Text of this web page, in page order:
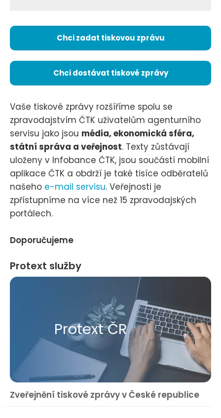
Chci zadat tiskovou zprávu
Chci dostávat tiskové zprávy
Vaše tiskové zprávy rozšíříme spolu se
zpravodajstvím ČTK uživatelům agenturního
servisu jako jsou média, ekonomická sféra,
státní správa a veřejnost. Texty zůstávají
uloženy v Infobance ČTK, jsou součástí mobilní
aplikace ČTK a obdrží je také tisíce odběratelů
našeho e-mail servisu. Veřejnosti je
zpřístupníme na více než 15 zpravodajských
portálech.
Doporučujeme
Protext služby
Protext ČR
Zveřejnění tiskové zprávy v České republice